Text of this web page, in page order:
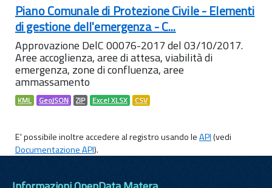
Piano Comunale di Protezione Civile - Elementi
di gestione dell'emergenza - C...
Approvazione DelC 00076-2017 del 03/10/2017.
Aree accoglienza, aree di attesa, viabilità di
emergenza, zone di confluenza, aree
ammassamento
KML GeoJSON ZIP Excel XLSX CSV
E' possibile inoltre accedere al registro usando leAPI(vedi
Documentazione API).